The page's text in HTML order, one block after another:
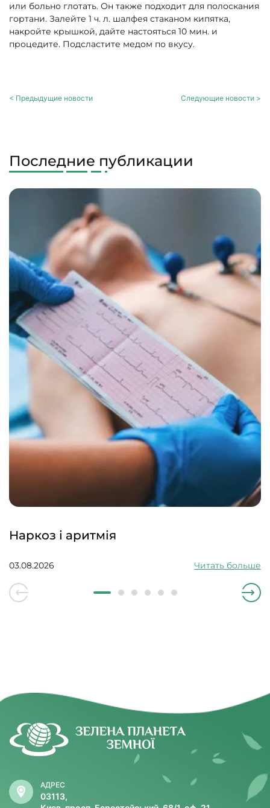
или больно глотать. Он также подходит для полоскания
гортани. Залейте 1 ч. л. шалфея стаканом кипятка,
накройте крышкой, дайте настояться 10 мин. и
процедите. Подсластите медом по вкусу.
< Предыдущие новости Следующие новости >
Последние публикации
Наркоз і аритмія
03.08.2026 Читать больше
АДРЕС
03113,